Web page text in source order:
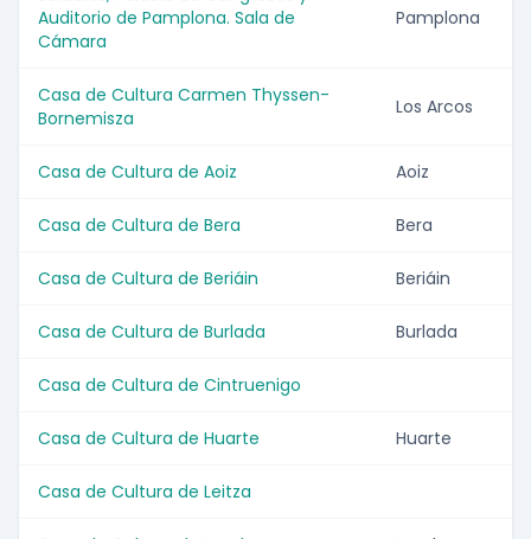
Auditorio de Pamplona. Sala de
Cámara
Pamplona
Casa de Cultura Carmen Thyssen-
Bornemisza
Los Arcos
Casa de Cultura de Aoiz Aoiz
Casa de Cultura de Bera Bera
Casa de Cultura de Beriáin Beriáin
Casa de Cultura de Burlada Burlada
Casa de Cultura de Cintruenigo
Casa de Cultura de Huarte Huarte
Casa de Cultura de Leitza